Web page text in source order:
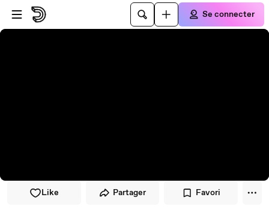
Passer au player
Passer au contenu principal
Se connecter
Like Partager Favori